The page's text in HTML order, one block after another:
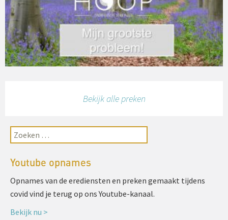
Bekijk alle preken
Youtube opnames
Opnames van de erediensten en preken gemaakt tijdens
covid vind je terug op ons Youtube-kanaal.
Bekijk nu >